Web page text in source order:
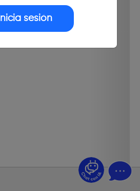
Inicia sesión